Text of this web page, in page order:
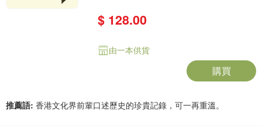
$ 128.00
由一本供貨
購買
推薦語: 香港文化界前輩口述歷史的珍貴記錄，可一再重溫。